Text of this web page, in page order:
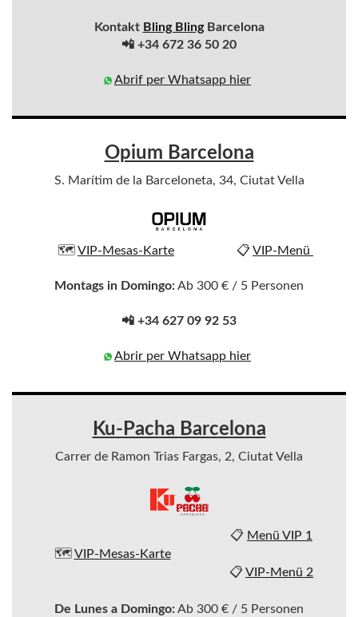
Kontakt Bling BlingBarcelona
📲 +34 672 36 50 20
Abrif per Whatsapp hier
Opium Barcelona
S. Marítim de la Barceloneta, 34, Ciutat Vella
🗺️ VIP-Mesas-Karte 📋VIP-Menü
Montags in Domingo:Ab 300 € / 5 Personen
📲 +34 627 09 92 53
Abrir per Whatsapp hier
Ku-Pacha Barcelona
Carrer de Ramon Trias Fargas, 2, Ciutat Vella
🗺️ VIP-Mesas-Karte
📋 Menü VIP 1
📋VIP-Menü 2
De Lunes a Domingo:Ab 300 € / 5 Personen